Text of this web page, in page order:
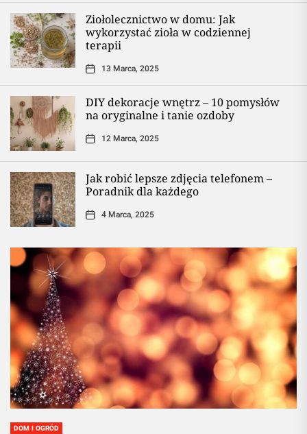
Ziołolecznictwo w domu: Jak
wykorzystać zioła w codziennej
terapii
13 Marca, 2025
DIY dekoracje wnętrz – 10 pomysłów
na oryginalne i tanie ozdoby
12 Marca, 2025
Jak robić lepsze zdjęcia telefonem –
Poradnik dla każdego
4 Marca, 2025
DOM I OGRÓD